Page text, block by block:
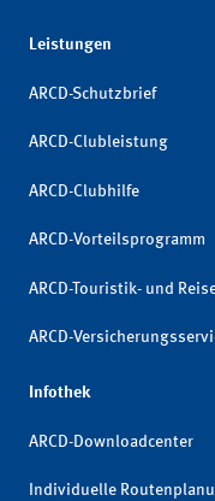
Leistungen
ARCD-Schutzbrief
ARCD-Clubleistung
ARCD-Clubhilfe
ARCD-Vorteilsprogramm
ARCD-Touristik- und
ARCD-
Infothek
ARCD-Downloadcenter
Individuelle